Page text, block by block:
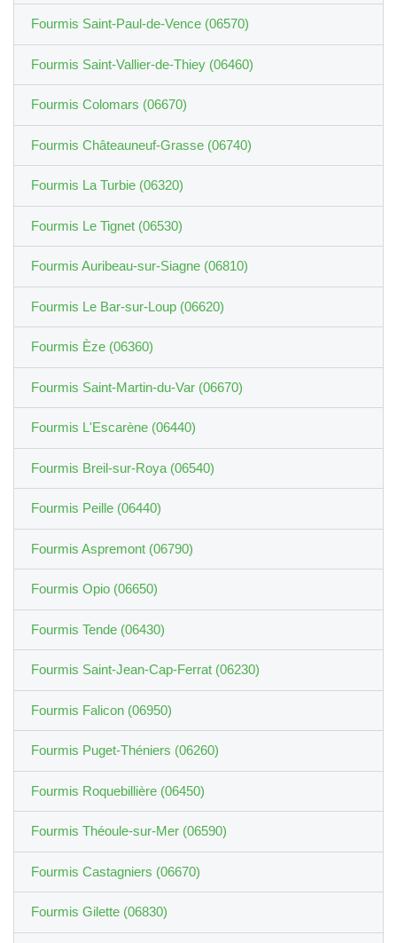
Fourmis Saint-Paul-de-Vence (06570)
Fourmis Saint-Vallier-de-Thiey (06460)
Fourmis Colomars (06670)
Fourmis Châteauneuf-Grasse (06740)
Fourmis La Turbie (06320)
Fourmis Le Tignet (06530)
Fourmis Auribeau-sur-Siagne (06810)
Fourmis Le Bar-sur-Loup (06620)
Fourmis Èze (06360)
Fourmis Saint-Martin-du-Var (06670)
Fourmis L'Escarène (06440)
Fourmis Breil-sur-Roya (06540)
Fourmis Peille (06440)
Fourmis Aspremont (06790)
Fourmis Opio (06650)
Fourmis Tende (06430)
Fourmis Saint-Jean-Cap-Ferrat (06230)
Fourmis Falicon (06950)
Fourmis Puget-Théniers (06260)
Fourmis Roquebillière (06450)
Fourmis Théoule-sur-Mer (06590)
Fourmis Castagniers (06670)
Fourmis Gilette (06830)